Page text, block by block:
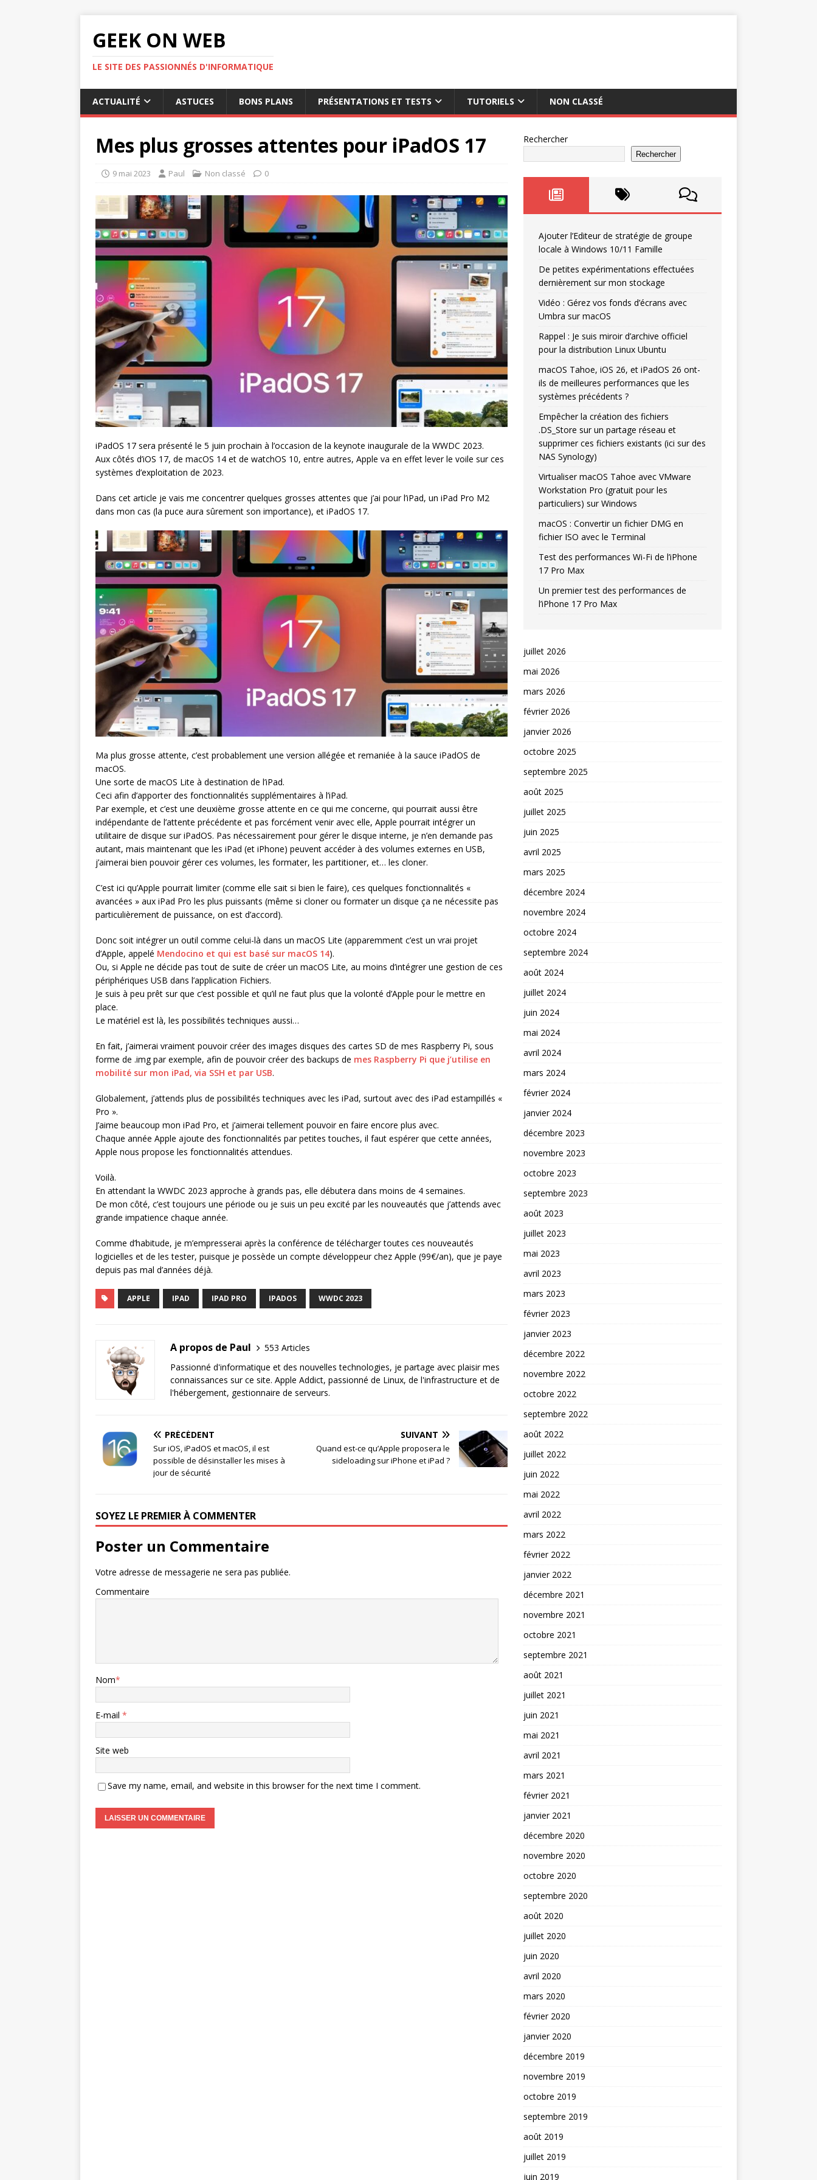
GEEK ON WEB
LE SITE DES PASSIONNÉS D'INFORMATIQUE
ACTUALITÉ ASTUCES BONS PLANS PRÉSENTATIONS ET TESTS TUTORIELS NON CLASSÉ
Mes plus grosses attentes pour iPadOS 17
9 mai 2023 Paul Non classé 0
iPadOS 17 sera présenté le 5 juin prochain à l’occasion de la keynote inaugurale de la WWDC 2023.
Aux côtés d’iOS 17, de macOS 14 et de watchOS 10, entre autres, Apple va en effet lever le voile sur ces
systèmes d’exploitation de 2023.
Dans cet article je vais me concentrer quelques grosses attentes que j’ai pour l’iPad, un iPad Pro M2
dans mon cas (la puce aura sûrement son importance), et iPadOS 17.
Ma plus grosse attente, c’est probablement une version allégée et remaniée à la sauce iPadOS de
macOS.
Une sorte de macOS Lite à destination de l’iPad.
Ceci afin d’apporter des fonctionnalités supplémentaires à l’iPad.
Par exemple, et c’est une deuxième grosse attente en ce qui me concerne, qui pourrait aussi être
indépendante de l’attente précédente et pas forcément venir avec elle, Apple pourrait intégrer un
utilitaire de disque sur iPadOS. Pas nécessairement pour gérer le disque interne, je n’en demande pas
autant, mais maintenant que les iPad (et iPhone) peuvent accéder à des volumes externes en USB,
j’aimerai bien pouvoir gérer ces volumes, les formater, les partitioner, et… les cloner.
C’est ici qu’Apple pourrait limiter (comme elle sait si bien le faire), ces quelques fonctionnalités «
avancées » aux iPad Pro les plus puissants (même si cloner ou formater un disque ça ne nécessite pas
particulièrement de puissance, on est d’accord).
Donc soit intégrer un outil comme celui-là dans un macOS Lite (apparemment c’est un vrai projet
d’Apple, appelé Mendocino et qui est basé sur macOS 14).
Ou, si Apple ne décide pas tout de suite de créer un macOS Lite, au moins d’intégrer une gestion de ces
périphériques USB dans l’application Fichiers.
Je suis à peu prêt sur que c’est possible et qu’il ne faut plus que la volonté d’Apple pour le mettre en
place.
Le matériel est là, les possibilités techniques aussi…
En fait, j’aimerai vraiment pouvoir créer des images disques des cartes SD de mes Raspberry Pi, sous
forme de .img par exemple, afin de pouvoir créer des backups de mes Raspberry Pi que j’utilise en
mobilité sur mon iPad, via SSH et par USB.
Globalement, j’attends plus de possibilités techniques avec les iPad, surtout avec des iPad estampillés «
Pro ».
J’aime beaucoup mon iPad Pro, et j’aimerai tellement pouvoir en faire encore plus avec.
Chaque année Apple ajoute des fonctionnalités par petites touches, il faut espérer que cette années,
Apple nous propose les fonctionnalités attendues.
Voilà.
En attendant la WWDC 2023 approche à grands pas, elle débutera dans moins de 4 semaines.
De mon côté, c’est toujours une période ou je suis un peu excité par les nouveautés que j’attends avec
grande impatience chaque année.
Comme d’habitude, je m’empresserai après la conférence de télécharger toutes ces nouveautés
logicielles et de les tester, puisque je possède un compte développeur chez Apple (99€/an), que je paye
depuis pas mal d’années déjà.
APPLE IPAD IPAD PRO IPADOS WWDC 2023
A propos de Paul
553 Articles
Passionné d'informatique et des nouvelles technologies, je partage avec plaisir mes
connaissances sur ce site. Apple Addict, passionné de Linux, de l'infrastructure et de
l'hébergement, gestionnaire de serveurs.
PRÉCÉDENT
Sur iOS, iPadOS et macOS, il est
possible de désinstaller les mises à
jour de sécurité
SUIVANT
Quand est-ce qu’Apple proposera le
sideloading sur iPhone et iPad ?
SOYEZ LE PREMIER À COMMENTER
Poster un Commentaire
Votre adresse de messagerie ne sera pas publiée.
Commentaire
Nom*
E-mail *
Site web
Save my name, email, and website in this browser for the next time I comment.
Rechercher
Rechercher
Ajouter l’Editeur de stratégie de groupe
locale à Windows 10/11 Famille
De petites expérimentations effectuées
dernièrement sur mon stockage
Vidéo : Gérez vos fonds d’écrans avec
Umbra sur macOS
Rappel : Je suis miroir d’archive officiel
pour la distribution Linux Ubuntu
macOS Tahoe, iOS 26, et iPadOS 26 ont-
ils de meilleures performances que les
systèmes précédents ?
Empêcher la création des fichiers
.DS_Store sur un partage réseau et
supprimer ces fichiers existants (ici sur des
NAS Synology)
Virtualiser macOS Tahoe avec VMware
Workstation Pro (gratuit pour les
particuliers) sur Windows
macOS : Convertir un fichier DMG en
fichier ISO avec le Terminal
Test des performances Wi-Fi de l’iPhone
17 Pro Max
Un premier test des performances de
l’iPhone 17 Pro Max
juillet 2026
mai 2026
mars 2026
février 2026
janvier 2026
octobre 2025
septembre 2025
août 2025
juillet 2025
juin 2025
avril 2025
mars 2025
décembre 2024
novembre 2024
octobre 2024
septembre 2024
août 2024
juillet 2024
juin 2024
mai 2024
avril 2024
mars 2024
février 2024
janvier 2024
décembre 2023
novembre 2023
octobre 2023
septembre 2023
août 2023
juillet 2023
mai 2023
avril 2023
mars 2023
février 2023
janvier 2023
décembre 2022
novembre 2022
octobre 2022
septembre 2022
août 2022
juillet 2022
juin 2022
mai 2022
avril 2022
mars 2022
février 2022
janvier 2022
décembre 2021
novembre 2021
octobre 2021
septembre 2021
août 2021
juillet 2021
juin 2021
mai 2021
avril 2021
mars 2021
février 2021
janvier 2021
décembre 2020
novembre 2020
octobre 2020
septembre 2020
août 2020
juillet 2020
juin 2020
avril 2020
mars 2020
février 2020
janvier 2020
décembre 2019
novembre 2019
octobre 2019
septembre 2019
août 2019
juillet 2019
juin 2019